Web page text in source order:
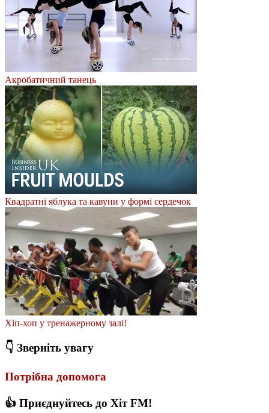
Акробатичний танець
Квадратні яблука та кавуни у формі сердечок
Хіп-хоп у тренажерному залі!
👇 Зверніть увагу
Потрібна допомога
👍 Приєднуйтесь до Хіт FM!